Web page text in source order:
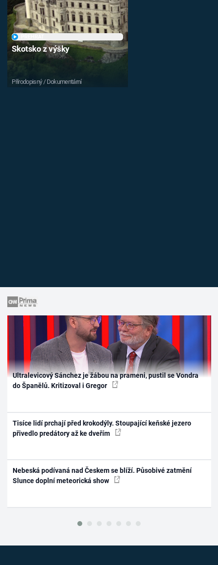
Skotsko z výšky
Přírodopisný / Dokumentární
Ultralevicový Sánchez je žábou na prameni, pustil se Vondra
do Španělů. Kritizoval i Gregor
Tisíce lidí prchají před krokodýly. Stoupající keňské jezero
přivedlo predátory až ke dveřím
Nebeská podívaná nad Českem se blíží. Působivé zatmění
Slunce doplní meteorická show